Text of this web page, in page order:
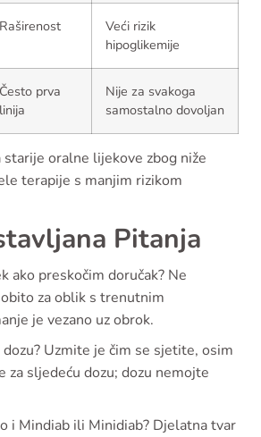
Raširenost
Veći rizik
hipoglikemije
Često prva
linija
Nije za svakoga
samostalno dovoljan
starije oralne lijekove zbog niže
terapije s manjim rizikom
Pitanja
ako preskočim doručak? Ne
za oblik s trenutnim
je vezano uz obrok.
Uzmite je čim se sjetite, osim
za sljedeću dozu; dozu nemojte
i Mindiab ili Minidiab? Djelatna tvar